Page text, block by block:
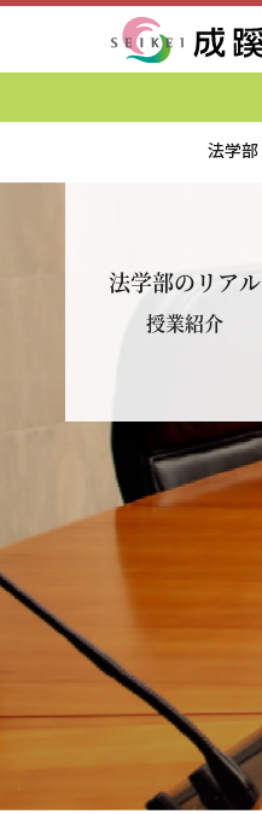
成蹊大学
法学部
法学部のリアル
授業紹介